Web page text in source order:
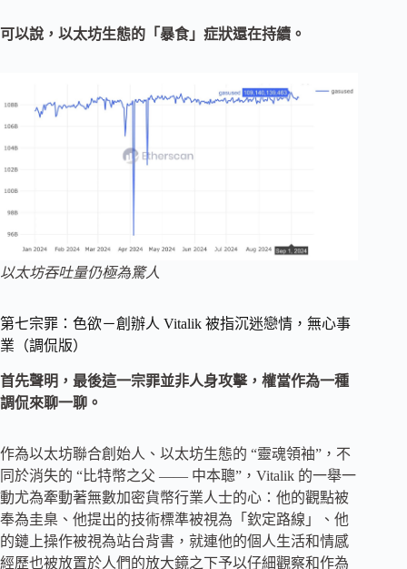
可以說，以太坊生態的「暴食」症狀還在持續。
以太坊吞吐量仍極為驚人
第七宗罪：色欲－創辦人 Vitalik 被指沉迷戀情，無心事
業（調侃版）
首先聲明，最後這一宗罪並非人身攻擊，權當作為一種
調侃來聊一聊。
作為以太坊聯合創始人、以太坊生態的 “靈魂領袖”，不
同於消失的 “比特幣之父 —— 中本聰”，Vitalik 的一舉一
動尤為牽動著無數加密貨幣行業人士的心：他的觀點被
奉為圭臬、他提出的技術標準被視為「欽定路線」、他
的鏈上操作被視為站台背書，就連他的個人生活和情感
經歷也被放置於人們的放大鏡之下予以仔細觀察和作為